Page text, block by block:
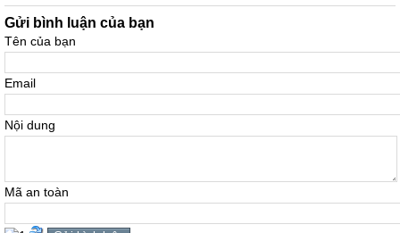
Gửi bình luận của bạn
Tên của bạn
Email
Nội dung
Mã an toàn